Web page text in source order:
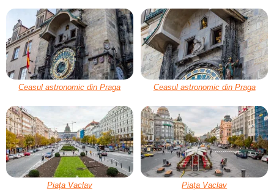
Ceasul astronomic din Praga Ceasul astronomic din Praga
Piața Vaclav Piața Vaclav